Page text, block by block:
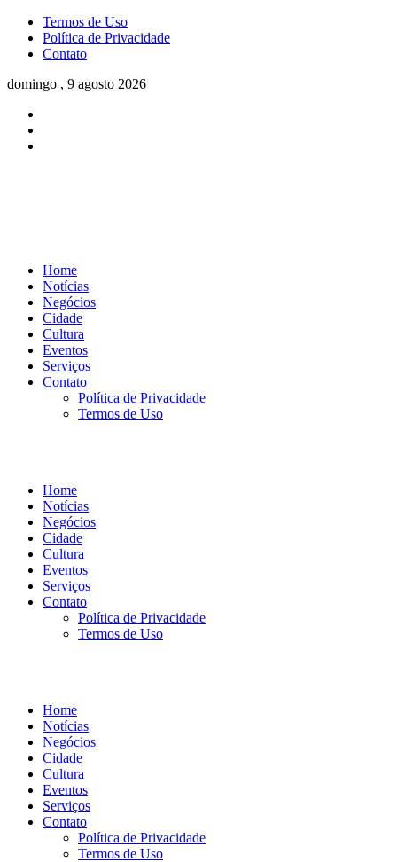
Termos de Uso
Política de Privacidade
Contato
domingo , 9 agosto 2026
Home
Notícias
Negócios
Cidade
Cultura
Eventos
Serviços
Contato
Política de Privacidade
Termos de Uso
Home
Notícias
Negócios
Cidade
Cultura
Eventos
Serviços
Contato
Política de Privacidade
Termos de Uso
Home
Notícias
Negócios
Cidade
Cultura
Eventos
Serviços
Contato
Política de Privacidade
Termos de Uso